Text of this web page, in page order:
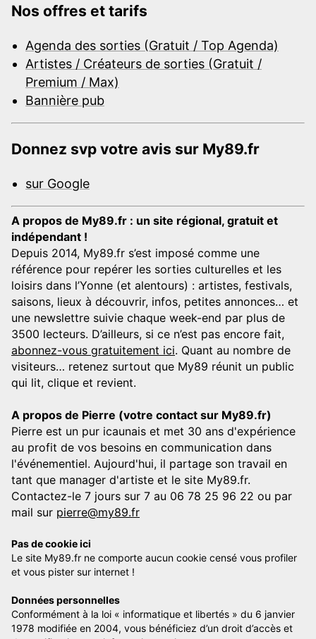
Nos offres et tarifs
Agenda des sorties (Gratuit / Top Agenda)
Artistes / Créateurs de sorties (Gratuit /
Premium / Max)
Bannière pub
Donnez svp votre avis sur My89.fr
sur Google
A propos de My89.fr : un site régional, gratuit et
indépendant !
Depuis 2014, My89.fr s’est imposé comme une
référence pour repérer les sorties culturelles et les
loisirs dans l’Yonne (et alentours) : artistes, festivals,
saisons, lieux à découvrir, infos, petites annonces… et
une newslettre suivie chaque week-end par plus de
3500 lecteurs. D’ailleurs, si ce n’est pas encore fait,
abonnez-vous gratuitement ici. Quant au nombre de
visiteurs… retenez surtout que My89 réunit un public
qui lit, clique et revient.
A propos de Pierre (votre contact sur My89.fr)
Pierre est un pur icaunais et met 30 ans d'expérience
au profit de vos besoins en communication dans
l'événementiel. Aujourd'hui, il partage son travail en
tant que manager d'artiste et le site My89.fr.
Contactez-le 7 jours sur 7 au 06 78 25 96 22 ou par
mail sur pierre@my89.fr
Pas de cookie ici
Le site My89.fr ne comporte aucun cookie censé vous profiler
et vous pister sur internet !
Données personnelles
Conformément à la loi « informatique et libertés » du 6 janvier
1978 modifiée en 2004, vous bénéficiez d’un droit d’accès et